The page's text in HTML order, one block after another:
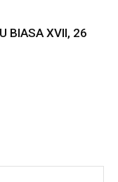
BIASA XVII, 26